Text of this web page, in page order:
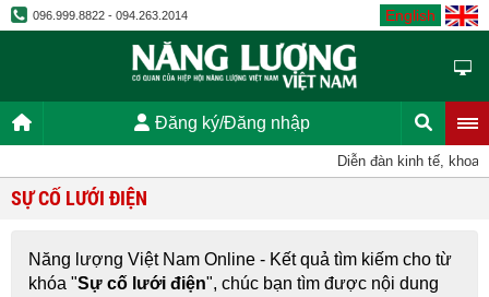
096.999.8822 - 094.263.2014 English
Đăng ký/Đăng nhập
Diễn đàn kinh tế, khoa
SỰ CỐ LƯỚI ĐIỆN
Năng lượng Việt Nam Online - Kết quả tìm kiếm cho từ
khóa "Sự cố lưới điện", chúc bạn tìm được nội dung